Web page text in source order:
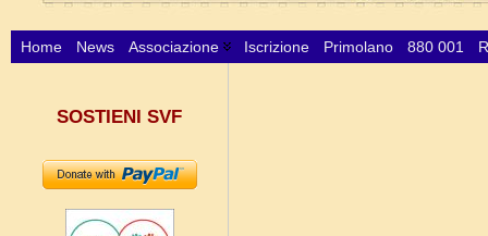
Home News Associazione Iscrizione Primolano 880 001
SOSTIENI SVF